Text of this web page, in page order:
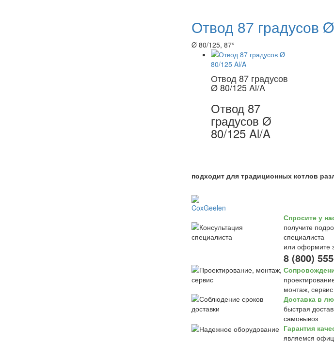
Отвод 87 градусов
Ø 80/125, 87°
Отвод 87 градусов
Ø 80/125 Al/A
Отвод 87
градусов Ø
80/125 Al/A
подходит для традиционных котлов
Спросите у
получите
специалиста
или оформите
8 (800)
монтаж, сервис
Доставка в
быстрая
самовывоз
Гарантия
являемся